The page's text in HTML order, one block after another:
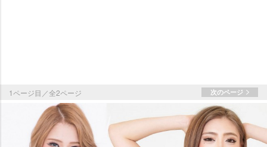
1ページ目／全2ページ 次のページ